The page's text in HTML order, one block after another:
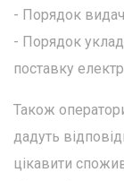
- Порядок
- Порядок
поставку
Також
дадуть
цікавити